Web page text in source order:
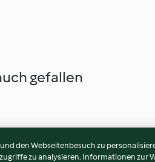
gefallen
den Webseitenbesuch zu
zu analysieren. Informationen zur